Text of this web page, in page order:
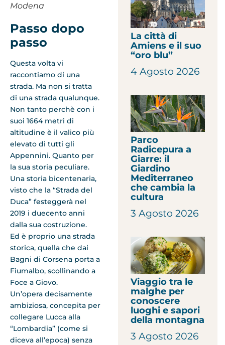
Modena
Passo dopo
passo
Questa volta vi
raccontiamo di una
strada. Ma non si tratta
di una strada qualunque.
Non tanto perchè con i
suoi 1664 metri di
altitudine è il valico più
elevato di tutti gli
Appennini. Quanto per
la sua storia peculiare.
Una storia bicentenaria,
visto che la “Strada del
Duca” festeggerà nel
2019 i duecento anni
dalla sua costruzione.
Ed è proprio una strada
storica, quella che dai
Bagni di Corsena porta a
Fiumalbo, scollinando a
Foce a Giovo.
Un’opera decisamente
ambiziosa, concepita per
collegare Lucca alla
“Lombardia” (come si
diceva all’epoca) senza
La città di
Amiens e il suo
“oro blu”
4 Agosto 2026
Parco
Radicepura a
Giarre: il
Giardino
Mediterraneo
che cambia la
cultura
3 Agosto 2026
Viaggio tra le
malghe per
conoscere
luoghi e sapori
della montagna
3 Agosto 2026